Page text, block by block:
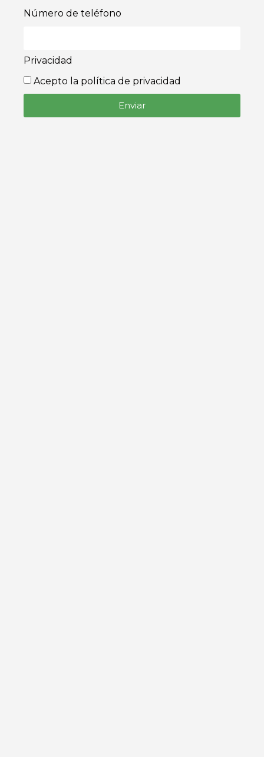
Número de teléfono
Privacidad
Acepto la política de privacidad
Enviar